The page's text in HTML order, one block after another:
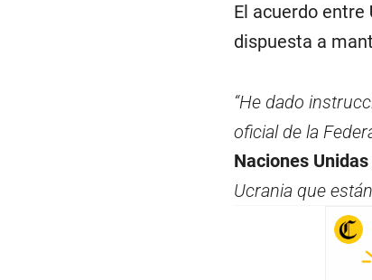
El acuerdo entre
dispuesta a
“He dado
oficial de la
Naciones Unidas
Ucrania que